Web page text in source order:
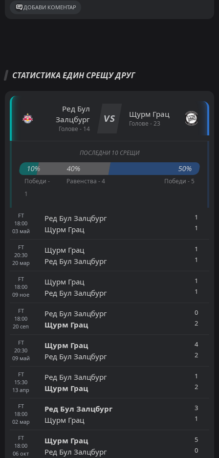
ДОБАВИ КОМЕНТАР
СТАТИСТИКА ЕДИН СРЕЩУ ДРУГ
Ред Бул
Залцбург
Голове - 14
VS Щурм Грац
Голове - 23
ПОСЛЕДНИ 10 СРЕЩИ
10% 40% 50%
Победи -
1
Равенства - 4 Победи - 5
FT
18:00
03 май
Ред Бул Залцбург
Щурм Грац
1
1
FT
20:30
20 мар
Щурм Грац
Ред Бул Залцбург
1
1
FT
18:00
09 ное
Щурм Грац
Ред Бул Залцбург
1
1
FT
18:00
20 сеп
Ред Бул Залцбург
Щурм Грац
0
2
FT
20:30
09 май
Щурм Грац
Ред Бул Залцбург
4
2
FT
15:30
13 апр
Ред Бул Залцбург
Щурм Грац
1
2
FT
18:00
02 мар
Ред Бул Залцбург
Щурм Грац
3
1
FT
18:00
06 окт
Щурм Грац
Ред Бул Залцбург
5
0